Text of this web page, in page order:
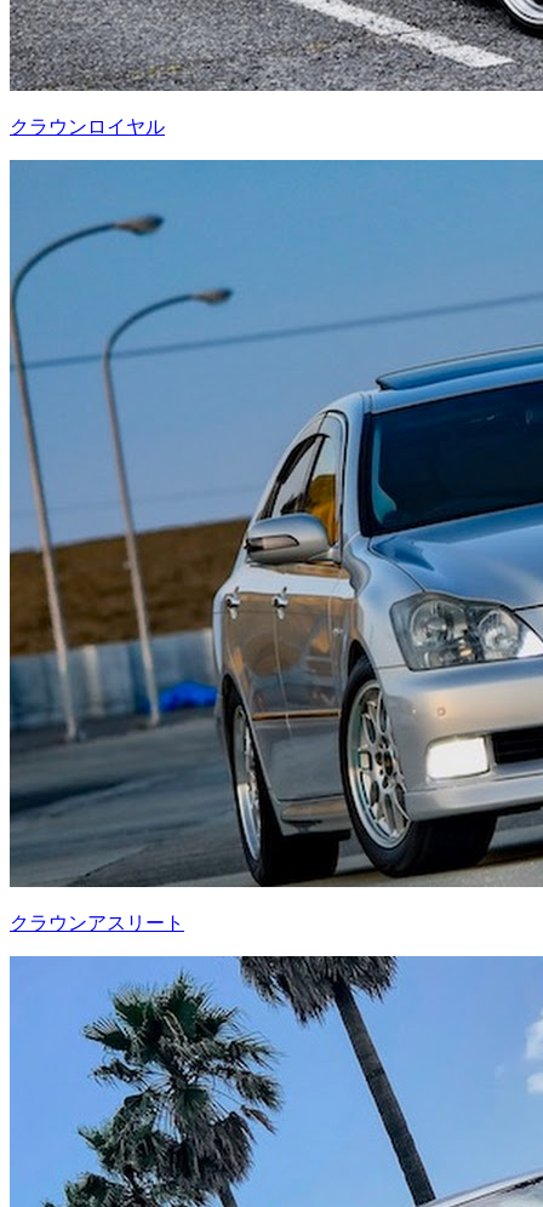
クラウンロイヤル
クラウンアスリート